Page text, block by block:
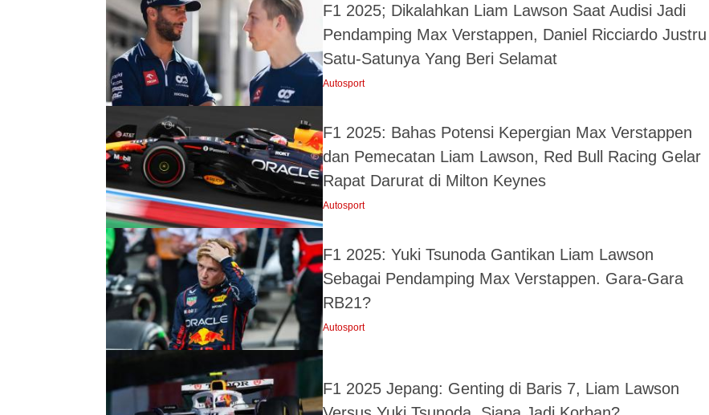
F1 2025; Dikalahkan Liam Lawson Saat Audisi Jadi
Pendamping Max Verstappen, Daniel Ricciardo Justru
Satu-Satunya Yang Beri Selamat
Autosport
F1 2025: Bahas Potensi Kepergian Max Verstappen
dan Pemecatan Liam Lawson, Red Bull Racing Gelar
Rapat Darurat di Milton Keynes
Autosport
F1 2025: Yuki Tsunoda Gantikan Liam Lawson
Sebagai Pendamping Max Verstappen. Gara-Gara
RB21?
Autosport
F1 2025 Jepang: Genting di Baris 7, Liam Lawson